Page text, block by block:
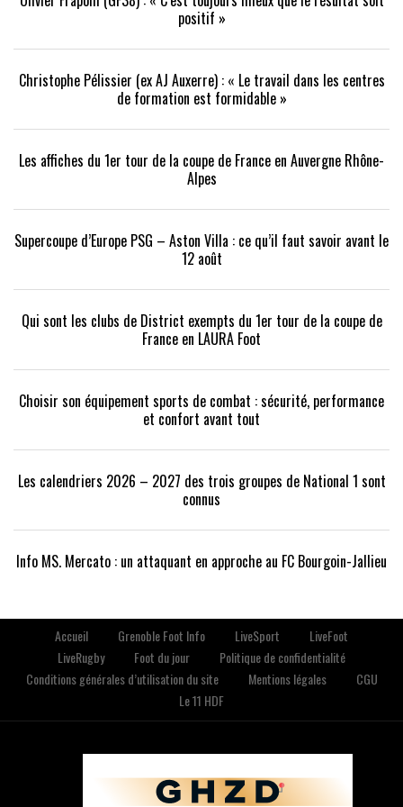
positif »
Christophe Pélissier (ex AJ Auxerre) : « Le travail dans les centres
de formation est formidable »
Les affiches du 1er tour de la coupe de France en Auvergne Rhône-
Alpes
Supercoupe d’Europe PSG – Aston Villa : ce qu’il faut savoir avant le
12 août
Qui sont les clubs de District exempts du 1er tour de la coupe de
France en LAURA Foot
Choisir son équipement sports de combat : sécurité, performance
et confort avant tout
Les calendriers 2026 – 2027 des trois groupes de National 1 sont
connus
Info MS. Mercato : un attaquant en approche au FC Bourgoin-Jallieu
Accueil Grenoble Foot Info LiveSport
LiveFoot
LiveRugby
Foot du jour
Politique de confidentialité
Conditions générales d’utilisation du site
Mentions légales
CGU
Le 11 HDF